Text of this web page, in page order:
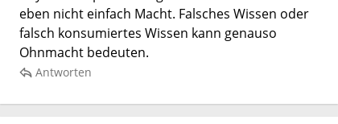
eben nicht einfach Macht. Falsches Wissen oder
falsch konsumiertes Wissen kann genauso
Ohnmacht bedeuten.
Antworten